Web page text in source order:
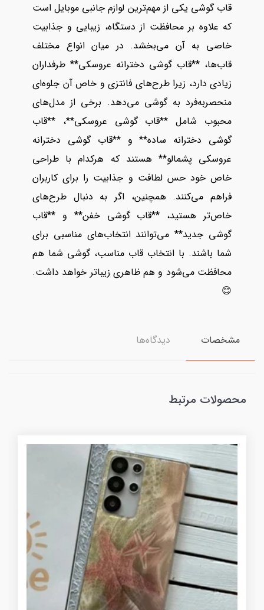
قاب گوشی یکی از مهم‌ترین لوازم جانبی موبایل است
که علاوه بر محافظت از دستگاه، زیبایی و جذابیت
خاصی به آن می‌بخشد. در میان انواع مختلف
قاب‌ها، **قاب گوشی دخترانه عروسکی** طرفداران
زیادی دارد، زیرا طرح‌های فانتزی و خاص آن جلوه‌ای
منحصر‌به‌فرد به گوشی می‌دهد. برخی از مدل‌های
محبوب شامل **قاب گوشی عروسکی**، **قاب
گوشی دخترانه ساده** و **قاب گوشی دخترانه
عروسکی پشمالو** هستند که هرکدام با طراحی
خاص خود حس لطافت و جذابیت را برای کاربران
فراهم می‌کنند. همچنین، اگر به دنبال طرح‌های
خاص‌تر هستید، **قاب گوشی خفن** و **قاب
گوشی جدید** می‌توانند انتخاب‌های مناسبی برای
شما باشند. با انتخاب قاب مناسب، گوشی شما هم
محافظت می‌شود و هم ظاهری زیباتر خواهد داشت.
😊
مشخصات دیدگاه‌ها
محصولات مرتبط